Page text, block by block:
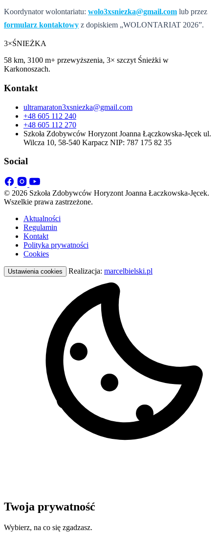
Koordynator wolontariatu: wolo3xsniezka@gmail.com lub przez
formularz kontaktowy z dopiskiem „WOLONTARIAT 2026”.
3×ŚNIEŻKA
58 km, 3100 m+ przewyższenia, 3× szczyt Śnieżki w
Karkonoszach.
Kontakt
ultramaraton3xsniezka@gmail.com
+48 605 112 240
+48 605 112 270
Szkoła Zdobywców Horyzont Joanna Łączkowska-Jęcek ul.
Wilcza 10, 58-540 Karpacz NIP: 787 175 82 35
Social
© 2026 Szkoła Zdobywców Horyzont Joanna Łaczkowska-Jęcek.
Wszelkie prawa zastrzeżone.
Aktualności
Regulamin
Kontakt
Polityka prywatności
Cookies
Ustawienia cookies Realizacja: marcelbielski.pl
Twoja prywatność
Wybierz, na co się zgadzasz.